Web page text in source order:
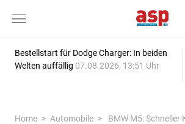
Bestellstart für Dodge Charger: In beiden
Welten auffällig 07.08.2026, 13:51 Uhr
Home Automobile BMW M5: Schneller